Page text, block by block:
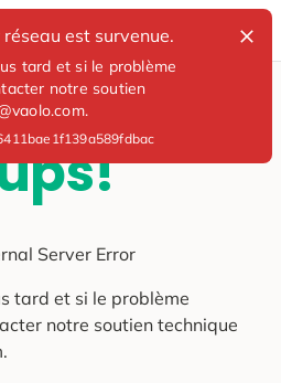
est survenue.
tard et si le problème
notre soutien
Server Error
tard et si le problème
notre soutien technique